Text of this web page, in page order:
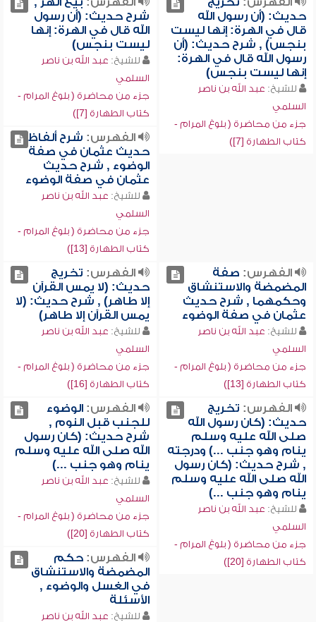
حديث: (أن رسول الله
قال في الهرة: إنها ليست
بنجس) , شرح حديث: (أن
رسول الله قال في الهرة:
إنها ليست بنجس)
للشيخ: عبد الله بن ناصر
السلمي
جزء من محاضرة ( بلوغ المرام -
كتاب الطهارة [7])
شرح حديث: (أن رسول
الله قال في الهرة: إنها
ليست بنجس)
للشيخ: عبد الله بن ناصر
السلمي
جزء من محاضرة ( بلوغ المرام -
كتاب الطهارة [7])
الفهرس: شرح ألفاظ
حديث عثمان في صفة
الوضوء , شرح حديث
عثمان في صفة الوضوء
للشيخ: عبد الله بن ناصر
السلمي
جزء من محاضرة ( بلوغ المرام -
كتاب الطهارة [13])
الفهرس: صفة
المضمضة والاستنشاق
وحكمهما , شرح حديث
عثمان في صفة الوضوء
للشيخ: عبد الله بن ناصر
السلمي
جزء من محاضرة ( بلوغ المرام -
كتاب الطهارة [13])
الفهرس: تخريج
حديث: (لا يمس القرآن
إلا طاهر) , شرح حديث: (لا
يمس القرآن إلا طاهر)
للشيخ: عبد الله بن ناصر
السلمي
جزء من محاضرة ( بلوغ المرام -
كتاب الطهارة [16])
الفهرس: تخريج
حديث: (كان رسول الله
صلى الله عليه وسلم
ينام وهو جنب ...) ودرجته
, شرح حديث: (كان رسول
الله صلى الله عليه وسلم
ينام وهو جنب ...)
للشيخ: عبد الله بن ناصر
السلمي
جزء من محاضرة ( بلوغ المرام -
كتاب الطهارة [20])
الفهرس:الوضوء
للجنب قبل النوم ,
شرح حديث: (كان رسول
الله صلى الله عليه وسلم
ينام وهو جنب ...)
للشيخ: عبد الله بن ناصر
السلمي
جزء من محاضرة ( بلوغ المرام -
كتاب الطهارة [20])
الفهرس:حكم
المضمضة والاستنشاق
في الغسل والوضوء ,
الأسئلة
للشيخ: عبد الله بن ناصر